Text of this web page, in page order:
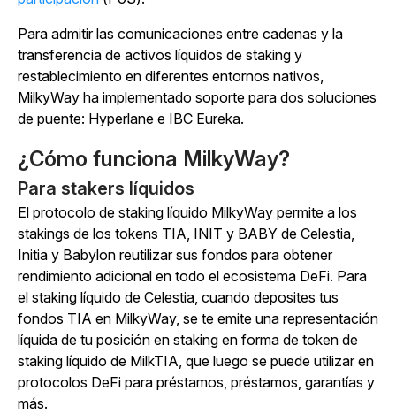
Para admitir las comunicaciones entre cadenas y la
transferencia de activos líquidos de staking y
restablecimiento en diferentes entornos nativos,
MilkyWay ha implementado soporte para dos soluciones
de puente: Hyperlane e IBC Eureka.
¿Cómo funciona MilkyWay?
Para stakers líquidos
El protocolo de staking líquido MilkyWay permite a los
stakings de los tokens TIA, INIT y BABY de Celestia,
Initia y Babylon reutilizar sus fondos para obtener
rendimiento adicional en todo el ecosistema DeFi. Para
el staking líquido de Celestia, cuando deposites tus
fondos TIA en MilkyWay, se te emite una representación
líquida de tu posición en staking en forma de token de
staking líquido de MilkTIA, que luego se puede utilizar en
protocolos DeFi para préstamos, préstamos, garantías y
más.